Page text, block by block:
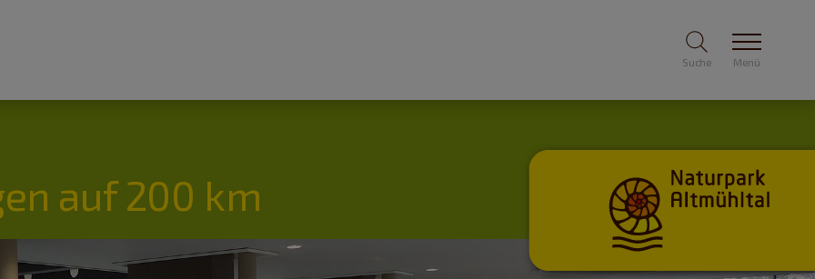
Suche Menü
auf 200 km